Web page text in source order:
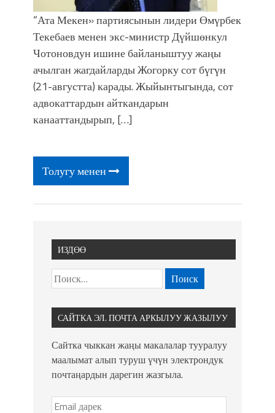
“Ата Мекен» партиясынын лидери Өмүрбек
Текебаев менен экс-министр Дүйшөнкул
Чотоновдун ишине байланыштуу жаңы
ачылган жагдайларды Жогорку сот бүгүн
(21-августта) карады. Жыйынтыгында, сот
адвокаттардын айткандарын
канааттандырып, […]
Толугу менен
ИЗДӨӨ
САЙТКА ЭЛ. ПОЧТА АРКЫЛУУ ЖАЗЫЛУУ
Сайтка чыккан жаңы макалалар тууралуу
маалымат алып туруш үчүн электрондук
почтаңардын дарегин жазгыла.